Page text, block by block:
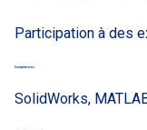
Participation à des
Compétences
SolidWorks,